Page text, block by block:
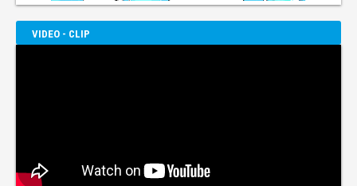
VIDEO - CLIP